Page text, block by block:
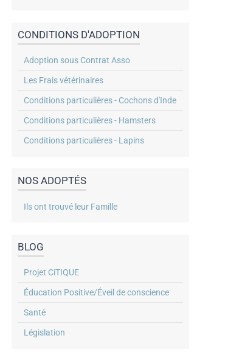
CONDITIONS D'ADOPTION
Adoption sous Contrat Asso
Les Frais vétérinaires
Conditions particulières - Cochons d'Inde
Conditions particulières - Hamsters
Conditions particulières - Lapins
NOS ADOPTÉS
Ils ont trouvé leur Famille
BLOG
Projet CiTIQUE
Éducation Positive/Éveil de conscience
Santé
Législation